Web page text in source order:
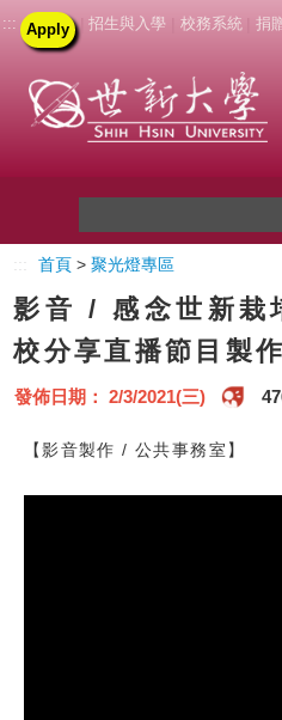
::: Apply | 招生與入學 校務系統 捐
關於世新
未來學生
新生
在校生
首頁 >聚光燈專區
影音 / 感念世新栽
校分享直播節目製作
發佈日期： 2/3/2021(三)
【影音製作 / 公共事務室】